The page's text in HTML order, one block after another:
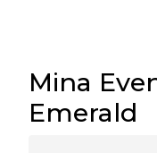
Mina
Emerald